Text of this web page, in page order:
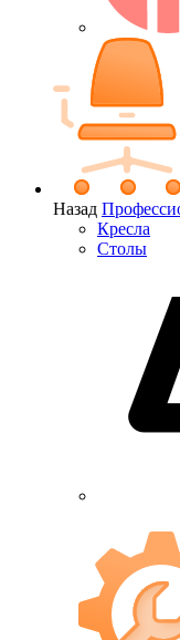
Назад
Кресла
Столы